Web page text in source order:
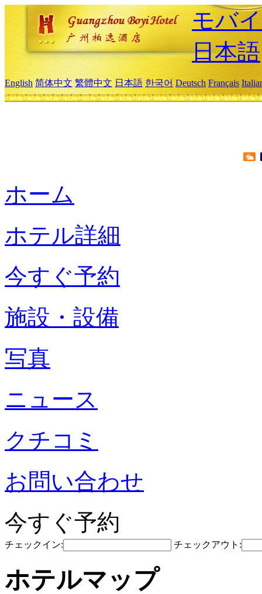
モバ
日本語
English 简体中文 繁體中文 日本語 한국어 Deutsch Français
ホーム
ホテル詳細
今すぐ予約
施設・設備
写真
ニュース
クチコミ
お問い合わせ
今すぐ予約
チェックイン: チェックアウト:
ホテルマップ